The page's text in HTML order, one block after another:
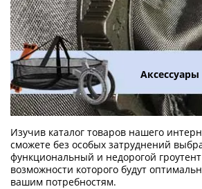
Аксессуары
Изучив каталог товаров нашего
сможете без особых затруднений
функциональный и недорогой гроутент
возможности которого будут
вашим потребностям.